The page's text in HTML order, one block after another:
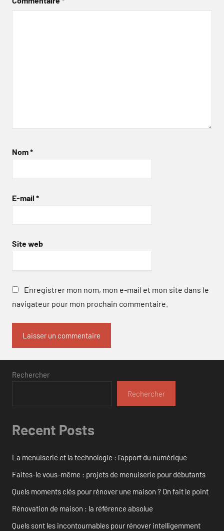
Nom*
E-mail *
Site web
Enregistrer mon nom, mon e-mail et mon site dans le
navigateur pour mon prochain commentaire.
Rechercher
Rechercher
Recent Posts
La menuiserie et la technologie : l’apport du numérique
Faites-le vous-même : projets de menuiserie pour débutants
Quels moments clés pour rénover une maison ? On fait le point
Rénovation de maison : la référence absolue
Quels sont les incontournables pour rénover intelligemment